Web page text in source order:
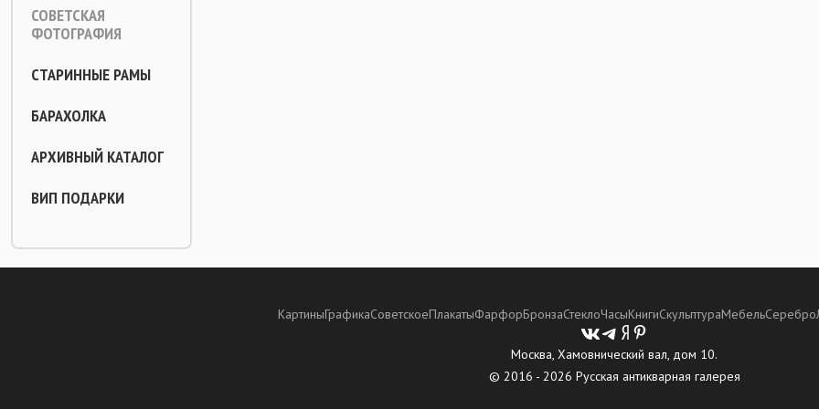
СОВЕТСКАЯ
ФОТОГРАФИЯ
СТАРИННЫЕ РАМЫ
БАРАХОЛКА
АРХИВНЫЙ КАТАЛОГ
ВИП ПОДАРКИ
КартиныГрафикаСоветскоеПлакатыФарфорБронзаСтеклоЧасыКнигиСкульптураМебельСеребро
Москва, Хамовнический вал, дом 10.
© 2016 - 2026 Русская антикварная галерея